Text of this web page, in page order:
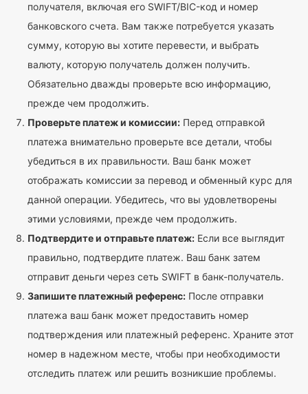
получателя, включая его SWIFT/BIC-код и номер
банковского счета. Вам также потребуется указать
сумму, которую вы хотите перевести, и выбрать
валюту, которую получатель должен получить.
Обязательно дважды проверьте всю информацию,
прежде чем продолжить.
Проверьте платеж и комиссии: Перед отправкой
платежа внимательно проверьте все детали, чтобы
убедиться в их правильности. Ваш банк может
отображать комиссии за перевод и обменный курс для
данной операции. Убедитесь, что вы удовлетворены
этими условиями, прежде чем продолжить.
Подтвердите и отправьте платеж: Если все выглядит
правильно, подтвердите платеж. Ваш банк затем
отправит деньги через сеть SWIFT в банк-получатель.
Запишите платежный референс: После отправки
платежа ваш банк может предоставить номер
подтверждения или платежный референс. Храните этот
номер в надежном месте, чтобы при необходимости
отследить платеж или решить возникшие проблемы.